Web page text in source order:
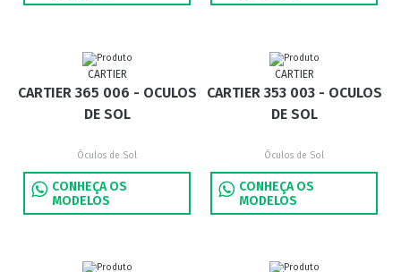
CARTIER
CARTIER 365 006 - OCULOS
DE SOL
Óculos de Sol
CONHEÇA OS
MODELOS
CARTIER
CARTIER 353 003 - OCULOS
DE SOL
Óculos de Sol
CONHEÇA OS
MODELOS